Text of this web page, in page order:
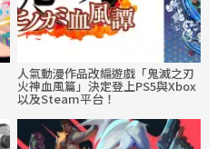
人氣動漫作品改編遊戲「鬼滅之刃
火神血風篇」決定登上PS5與Xbox
以及Steam平台！